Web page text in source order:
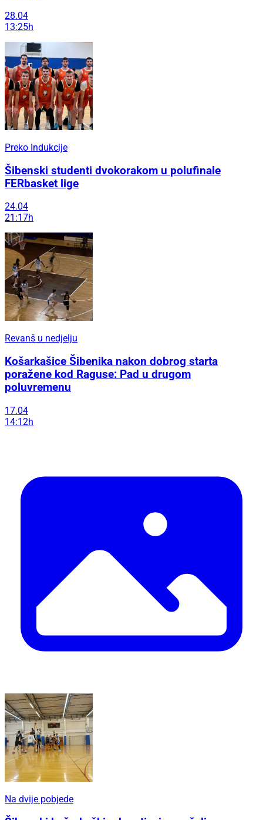
28.04
13:25h
Preko Indukcije
Šibenski studenti dvokorakom u polufinale
FERbasket lige
24.04
21:17h
Revanš u nedjelju
Košarkašice Šibenika nakon dobrog starta
poražene kod Raguse: Pad u drugom
poluvremenu
17.04
14:12h
Na dvije pobjede